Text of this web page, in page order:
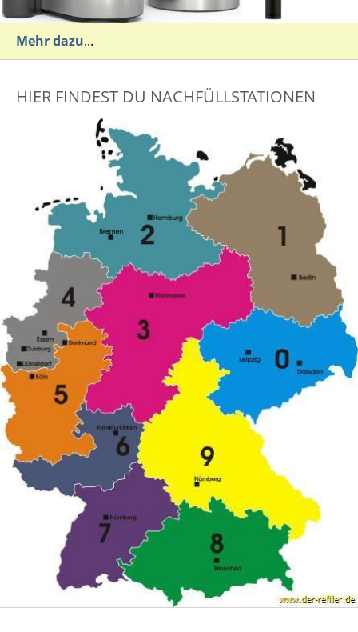
Mehr dazu...
HIER FINDEST DU NACHFÜLLSTATIONEN